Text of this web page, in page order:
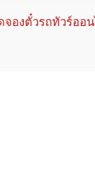
จองตั๋วรถทัวร์อ